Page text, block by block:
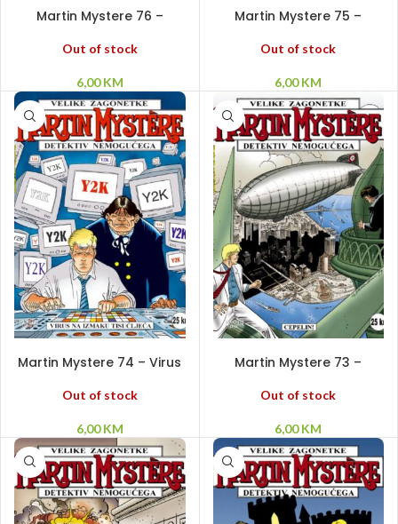
Martin Mystere 76 –
Out of stock
6,00KM
Martin Mystere 75 –
jedan
Out of stock
6,00KM
Martin Mystere 74 – Virus
Out of stock
6,00KM
Martin Mystere 73 –
Out of stock
6,00KM